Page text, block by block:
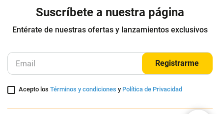
Suscríbete a nuestra página
Entérate de nuestras ofertas y lanzamientos exclusivos
Registrarme
Acepto losTérminos y condiciones y Política de Privacidad